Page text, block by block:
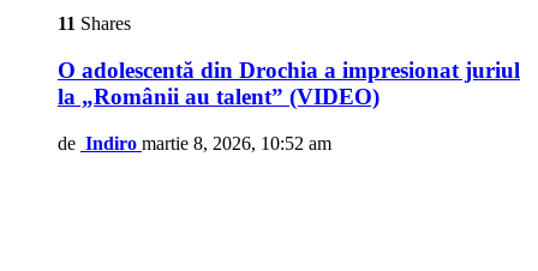
11 Shares
O adolescentă din Drochia a impresionat juriul
la „Românii au talent” (VIDEO)
de Indiro martie 8, 2026, 10:52 am